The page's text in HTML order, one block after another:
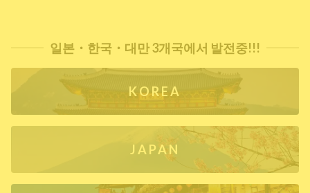
일본・한국・대만 3개국에서 발전중!!!
KOREA
JAPAN